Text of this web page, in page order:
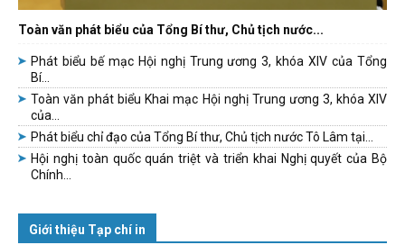
Toàn văn phát biểu của Tổng Bí thư, Chủ tịch nước...
Phát biểu bế mạc Hội nghị Trung ương 3, khóa XIV của Tổng
Bí...
Toàn văn phát biểu Khai mạc Hội nghị Trung ương 3, khóa XIV
của...
Phát biểu chỉ đạo của Tổng Bí thư, Chủ tịch nước Tô Lâm tại...
Hội nghị toàn quốc quán triệt và triển khai Nghị quyết của Bộ
Chính...
Giới thiệu Tạp chí in